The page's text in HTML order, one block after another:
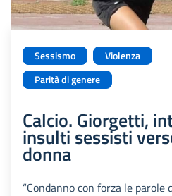
Sessismo
Violenza
Parità di genere
Calcio. Giorgetti,
insulti sessisti
donna
“Condanno con forza le